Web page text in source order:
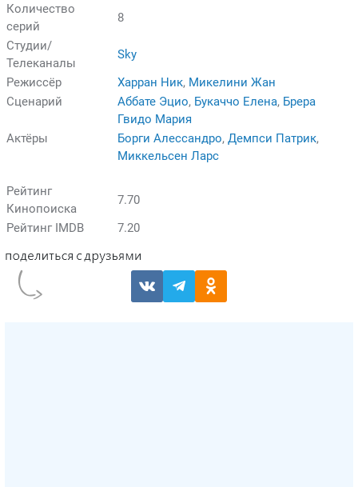
Количество
серий
8
Студии/
Телеканалы
Sky
Режиссёр
Харран Ник, Микелини Жан
Сценарий
Аббате Эцио, Букаччо Елена, Брера
Гвидо Мария
Актёры
Борги Алессандро, Демпси Патрик,
Миккельсен Ларс
Рейтинг
Кинопоиска
7.70
Рейтинг IMDB
7.20